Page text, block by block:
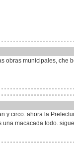
obras municipales, che
y circo. ahora la
una macacada todo.